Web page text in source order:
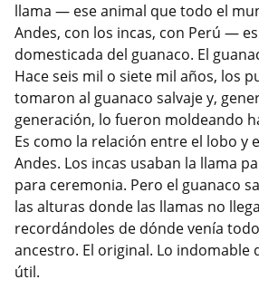
llama — ese animal que todo el
Andes, con los incas, con Perú —
domesticada del guanaco. El
Hace seis mil o siete mil años, los
tomaron al guanaco salvaje y,
generación, lo fueron moldeando
Es como la relación entre el lobo y
Andes. Los incas usaban la llama
para ceremonia. Pero el guanaco
las alturas donde las llamas no
recordándoles de dónde venía
ancestro. El original. Lo indomable
útil.